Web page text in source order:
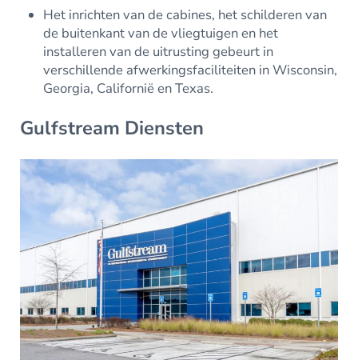
Het inrichten van de cabines, het schilderen van
de buitenkant van de vliegtuigen en het
installeren van de uitrusting gebeurt in
verschillende afwerkingsfaciliteiten in Wisconsin,
Georgia, Californië en Texas.
Gulfstream Diensten